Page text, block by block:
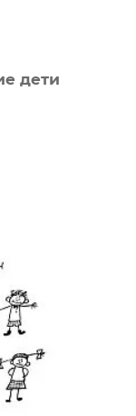
дети